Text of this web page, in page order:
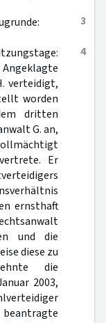
3
4
Angeklagte
verteidigt,
worden
dritten
G. an,
Er
ernsthaft
und die
diese zu
die
2003,